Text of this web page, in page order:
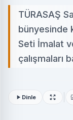
TÜRASAŞ
bünyesinde
Seti İmalat
çalışmaları
Dinle